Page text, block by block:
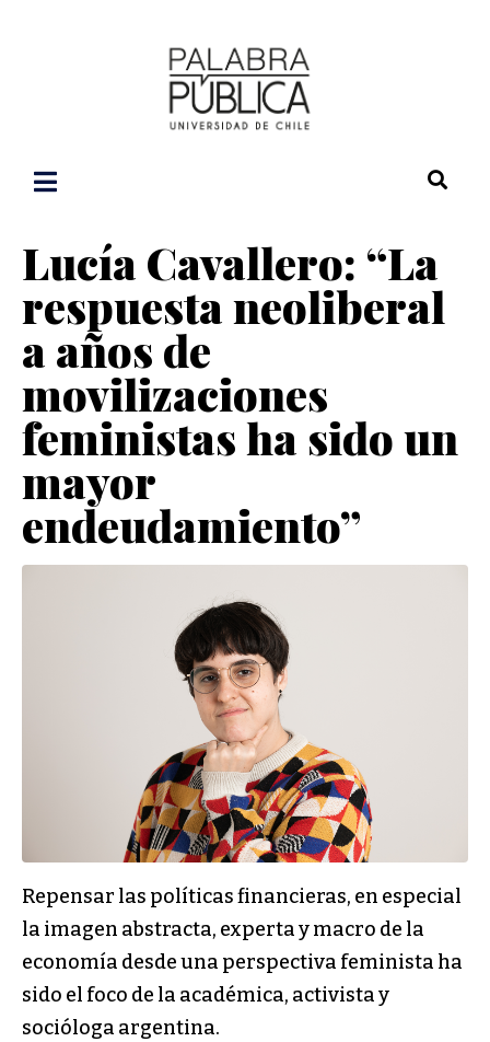
Lucía Cavallero: “La
respuesta neoliberal
a años de
movilizaciones
feministas ha sido un
mayor
endeudamiento”
Repensar las políticas financieras, en especial
la imagen abstracta, experta y macro de la
economía desde una perspectiva feminista ha
sido el foco de la académica, activista y
socióloga argentina.